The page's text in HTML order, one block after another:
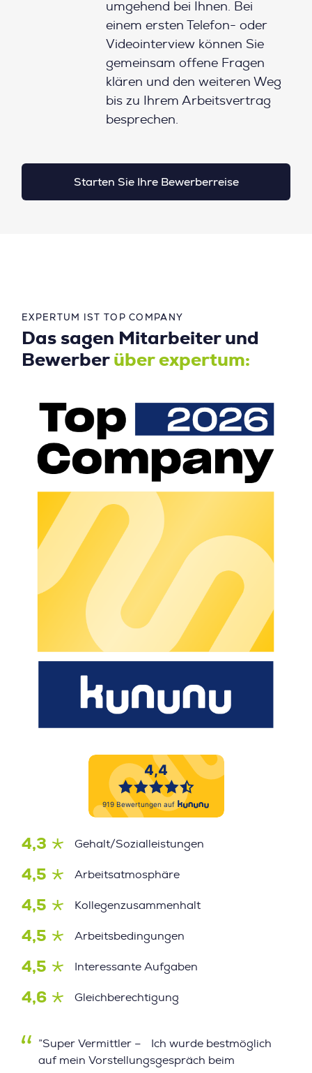
umgehend bei Ihnen. Bei
einem ersten Telefon- oder
Videointerview können Sie
gemeinsam offene Fragen
klären und den weiteren Weg
bis zu Ihrem Arbeitsvertrag
besprechen.
Starten Sie Ihre Bewerberreise
EXPERTUM IST TOP COMPANY
Das sagen Mitarbeiter und
Bewerber über expertum:
4,3 Gehalt/Sozialleistungen
4,5 Arbeitsatmosphäre
4,5 Kollegenzusammenhalt
4,5 Arbeitsbedingungen
4,5 Interessante Aufgaben
4,6 Gleichberechtigung
”Super Vermittler – Ich wurde bestmöglich
auf mein Vorstellungsgespräch beim